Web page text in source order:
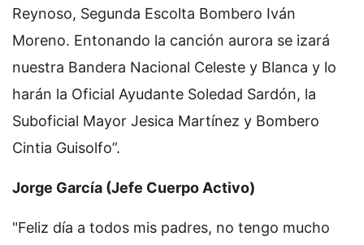
Reynoso, Segunda Escolta Bombero Iván
Moreno. Entonando la canción aurora se izará
nuestra Bandera Nacional Celeste y Blanca y lo
harán la Oficial Ayudante Soledad Sardón, la
Suboficial Mayor Jesica Martínez y Bombero
Cintia Guisolfo”.
Jorge García (Jefe Cuerpo Activo)
"Feliz día a todos mis padres, no tengo mucho